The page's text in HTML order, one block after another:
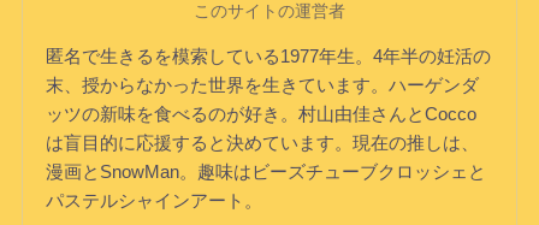
このサイトの運営者
匿名で生きるを模索している1977年生。4年半の妊活の
末、授からなかった世界を生きています。ハーゲンダ
ッツの新味を食べるのが好き。村山由佳さんとCocco
は盲目的に応援すると決めています。現在の推しは、
漫画とSnowMan。趣味はビーズチューブクロッシェと
パステルシャインアート。